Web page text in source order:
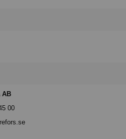
AB
00